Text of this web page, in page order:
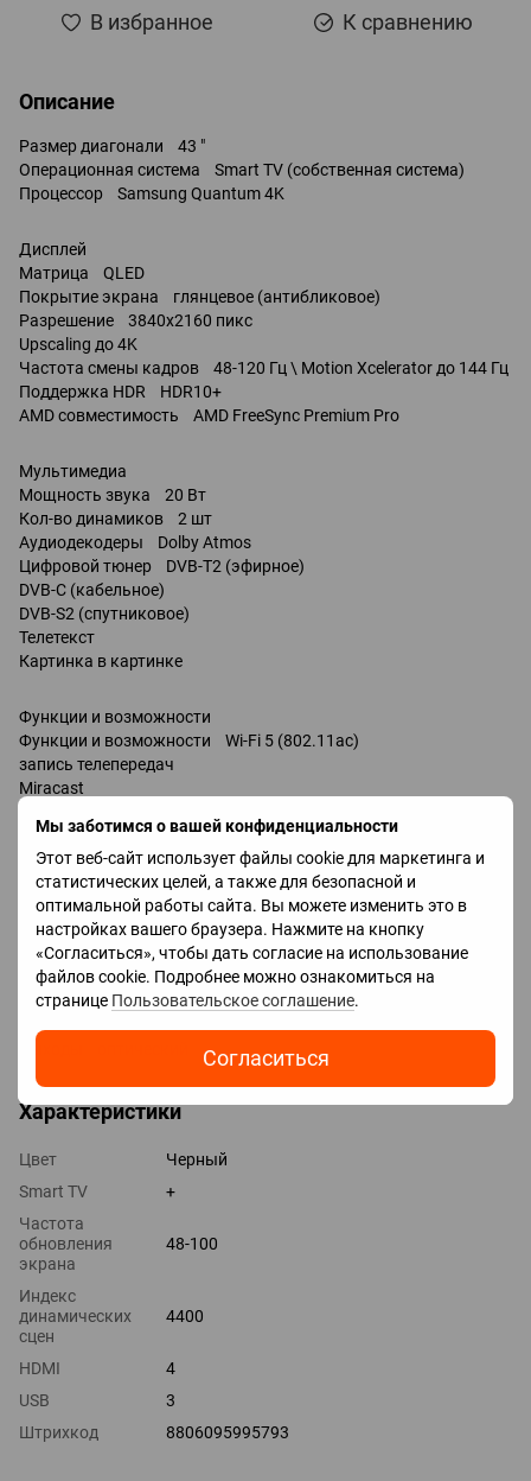
Мы заботимся о вашей конфиденциальности
Этот веб-сайт использует файлы cookie для маркетинга и
статистических целей, а также для безопасной и
оптимальной работы сайта. Вы можете изменить это в
настройках вашего браузера. Нажмите на кнопку
«Согласиться», чтобы дать согласие на использование
файлов cookie. Подробнее можно ознакомиться на
странице Пользовательское соглашение.
Согласиться
В избранное К сравнению
Описание
Размер диагонали 43 "
Операционная система Smart TV (собственная система)
Процессор Samsung Quantum 4K
Дисплей
Матрица QLED
Покрытие экрана глянцевое (антибликовое)
Разрешение 3840x2160 пикс
Upscaling до 4K
Частота смены кадров 48-120 Гц \ Motion Xcelerator до 144 Гц
Поддержка HDR HDR10+
AMD совместимость AMD FreeSync Premium Pro
Мультимедиа
Мощность звука 20 Вт
Кол-во динамиков 2 шт
Аудиодекодеры Dolby Atmos
Цифровой тюнер DVB-T2 (эфирное)
DVB-C (кабельное)
DVB-S2 (спутниковое)
Телетекст
Картинка в картинке
Функции и возможности
Функции и возможности Wi-Fi 5 (802.11ac)
запись телепередач
Miracast
поддержка DLNA
управление голосом
Amazon Alexa
Google Assistant
Bixby
Разъемы
Входы USB 2 шт
LAN
Характеристики
Цвет
Черный
Smart TV
+
Частота
обновления
экрана
48-100
Индекс
динамических
сцен
4400
HDMI
4
USB
3
Штрихкод
8806095995793